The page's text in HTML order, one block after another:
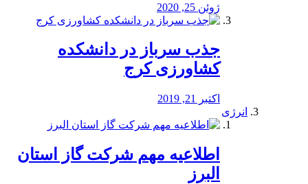
ژوئن 25, 2020
جذب سرباز در دانشکده
کشاورزی کرج
اکتبر 21, 2019
انرژی
️اطلاعیه مهم شرکت گاز استان
البرز